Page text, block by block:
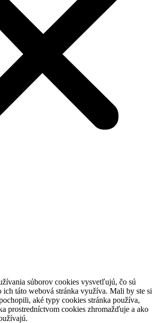
súborov cookies vysvetľujú, čo sú
ich táto webová stránka využíva. Mali by ste si
aké typy cookies stránka používa,
prostredníctvom cookies zhromažďuje a ako